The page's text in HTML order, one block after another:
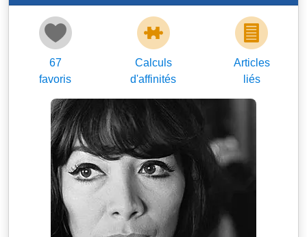
67
favoris
Calculs
d'affinités
Articles
liés